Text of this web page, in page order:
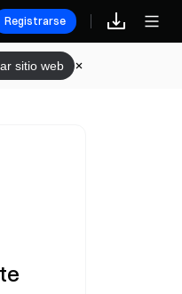
Registrarse
sitio web
la comunidad con